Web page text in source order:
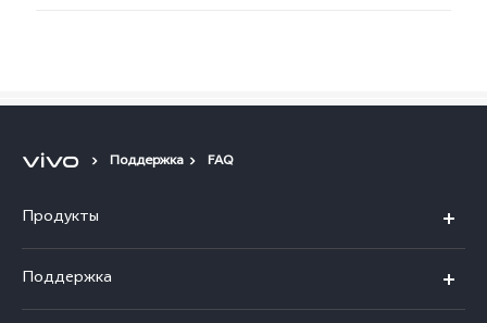
Поддержка FAQ
Продукты
V30e 5G
Поддержка